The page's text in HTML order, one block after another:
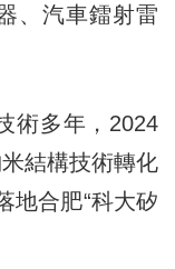
、汽車鐳射雷
多年，2024
結構技術轉化
地合肥“科大矽